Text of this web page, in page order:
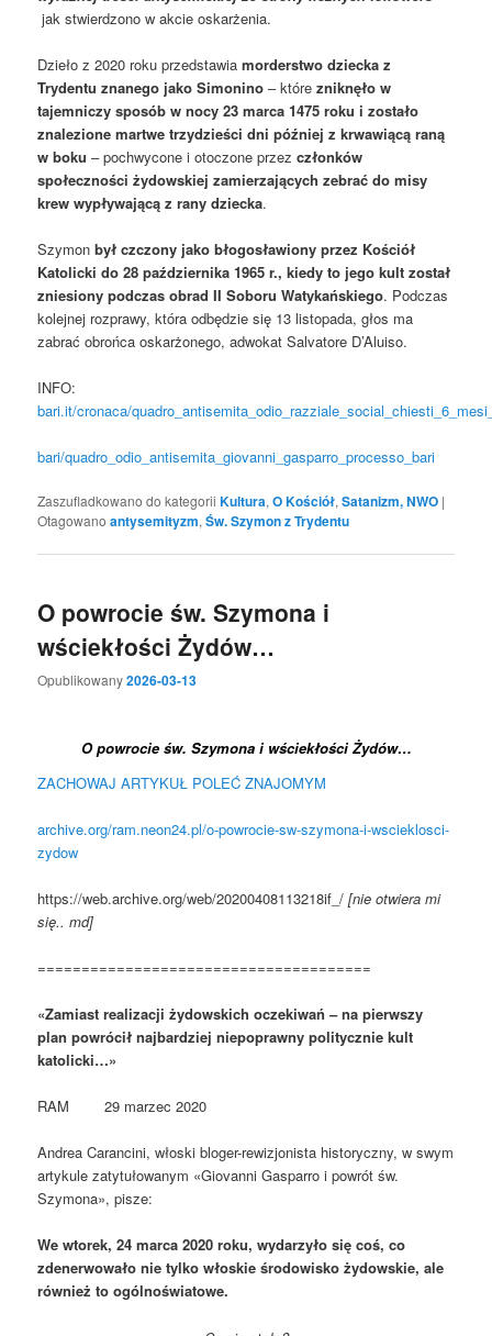
jak stwierdzono w akcie oskarżenia.
Dzieło z 2020 roku przedstawiamorderstwo dziecka z
Trydentu znanego jako Simonino – którezniknęło w
tajemniczy sposób w nocy 23 marca 1475 roku i zostało
znalezione martwe trzydzieści dni później z krwawiącą raną
w boku – pochwycone i otoczone przezczłonków
społeczności żydowskiej zamierzających zebrać do misy
krew wypływającą z rany dziecka.
Szymonbył czczony jako błogosławiony przez Kościół
Katolicki do 28 października 1965 r., kiedy to jego kult został
zniesiony podczas obrad II Soboru Watykańskiego. Podczas
kolejnej rozprawy, która odbędzie się 13 listopada, głos ma
zabrać obrońca oskarżonego, adwokat Salvatore D’Aluiso.
INFO:
bari.it/cronaca/
bari/quadro_odio_antisemita_giovanni_gasparro_processo_bari
Zaszufladkowano do kategorii Kultura,O Kościół,Satanizm, NWO |
Otagowano antysemityzm,Św. Szymon z Trydentu
O powrocie św. Szymona i
wściekłości Żydów…
Opublikowany2026-03-13
O powrocie św. Szymona i wściekłości Żydów…
ZACHOWAJ ARTYKUŁ POLEĆ ZNAJOMYM
archive.org/ram.neon24.pl/o-powrocie-sw-szymona-i-wscieklosci-
zydow
https://web.archive.org/web/20200408113218if_/[nie otwiera mi
się.. md]
======================================
«Zamiast realizacji żydowskich oczekiwań – na pierwszy
plan powrócił najbardziej niepoprawny politycznie kult
katolicki…»
RAM 29 marzec 2020
Andrea Carancini, włoski bloger-rewizjonista historyczny, w swym
artykule zatytułowanym «Giovanni Gasparro i powrót św.
Szymona», pisze:
We wtorek, 24 marca 2020 roku, wydarzyło się coś, co
zdenerwowało nie tylko włoskie środowisko żydowskie, ale
również to ogólnoświatowe.